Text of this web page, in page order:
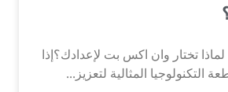
لماذا تختار وان اكس بت لإعدادك؟إذا
المثالية لتعزيز...